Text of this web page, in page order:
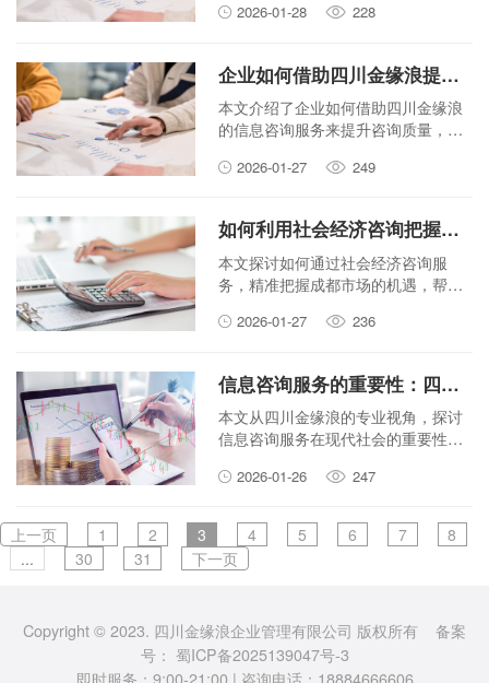
懂。2026-01-28 228
企业如何借助四川金缘浪提升信息咨询质量？
本文介绍了企业如何借助四川金缘浪
的信息咨询服务来提升咨询质量，包
2026-01-27 249
如何利用社会经济咨询把握成都市场发展机遇？
本文探讨如何通过社会经济咨询服
务，精准把握成都市场的机遇，帮助
2026-01-27 236
信息咨询服务的重要性：四川金缘浪的专业视角
本文从四川金缘浪的专业视角，探讨
信息咨询服务在现代社会的重要性。
业做出更好决策，并提供实用见解。
2026-01-26 247
上一页 1 2 3 4 5 6 7
8
...
30 31 下一页
Copyright © 2023. 四川金缘浪企业管理有限公司 版权所有 备案
号： 蜀ICP备2025139047号-3
即时服务：9:00-21:00 | 咨询电话：18884666606